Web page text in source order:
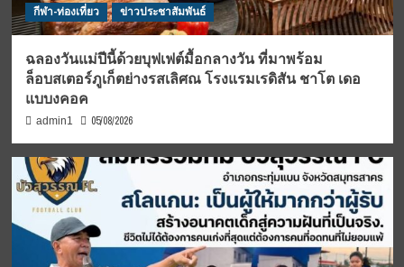
กีฬา-ท่องเที่ยว ข่าวประชาสัมพันธ์
ฉลองวันแม่ปีนี้ด้วยบุฟเฟต์มื้อกลางวัน ที่มาพร้อม
ล็อบสเตอร์ภูเก็ตย่างรสเลิศณ โรงแรมเรดิสัน ชาโต เดอ
แบบงคอค
admin1 05/08/2026